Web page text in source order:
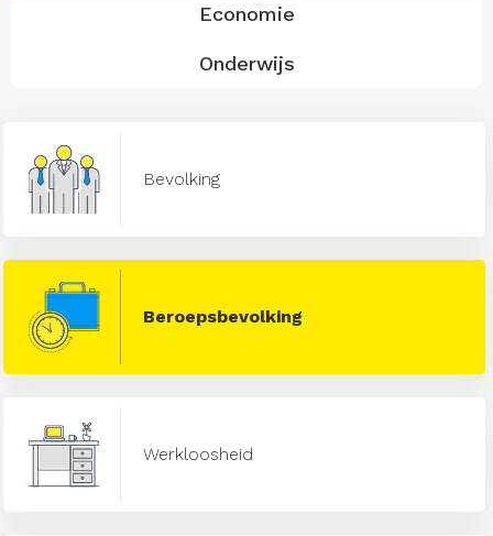
Economie
Onderwijs
Bevolking
Beroepsbevolking
Werkloosheid